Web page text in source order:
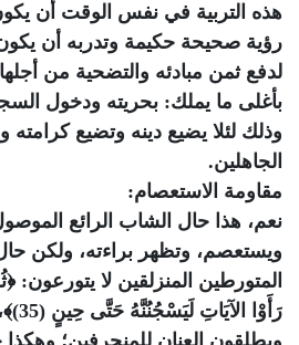
هذه التربية في نفس الوقت أن
رؤية صحيحة حكيمة وتدربه أن
لدفع ثمن مبادئه والتضحية من أجلها
بأغلى ما يملك: بحريته ودخول
وذلك لئلا يضيع دينه وتضيع
الجاهلين.
مقاومة الاستعصام:
نعم، هذا حال الشاب الرائع
ويستعصم، وتظهر براءته، ولكن
المتورطين المنزلقين لا يتورعون: